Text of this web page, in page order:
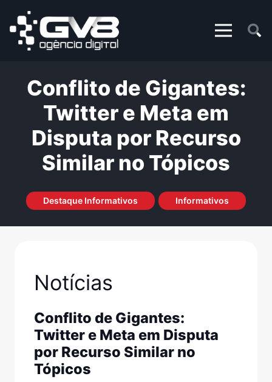
Conflito de Gigantes:
Twitter e Meta em
Disputa por Recurso
Similar no Tópicos
Destaque Informativos Informativos
Notícias
Conflito de Gigantes:
Twitter e Meta em Disputa
por Recurso Similar no
Tópicos